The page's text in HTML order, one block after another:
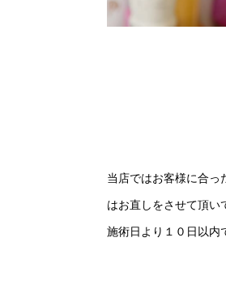
当店ではお客様に合っ
はお直しをさせて頂い
施術日より１０日以内